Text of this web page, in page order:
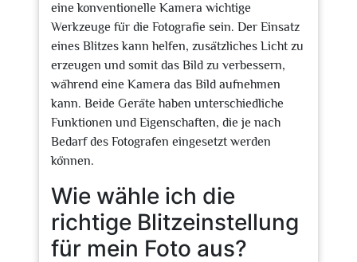
eine konventionelle Kamera wichtige
Werkzeuge für die Fotografie sein. Der Einsatz
eines Blitzes kann helfen, zusätzliches Licht zu
erzeugen und somit das Bild zu verbessern,
während eine Kamera das Bild aufnehmen
kann. Beide Geräte haben unterschiedliche
Funktionen und Eigenschaften, die je nach
Bedarf des Fotografen eingesetzt werden
können.
Wie wähle ich die
richtige Blitzeinstellung
für mein Foto aus?